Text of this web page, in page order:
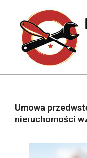
content
NavigationUmowa
nieruchomości